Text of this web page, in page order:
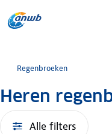
Regenbroeken
Heren
Alle filters